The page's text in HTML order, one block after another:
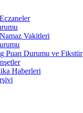
Vakitleri
Puan Durumu ve Fikstür
Haberleri